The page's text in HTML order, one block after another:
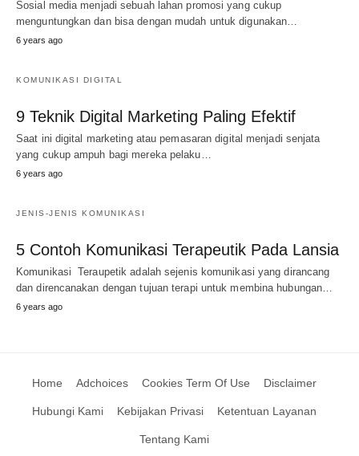
Sosial media menjadi sebuah lahan promosi yang cukup
menguntungkan dan bisa dengan mudah untuk digunakan…
6 years ago
KOMUNIKASI DIGITAL
9 Teknik Digital Marketing Paling Efektif
Saat ini digital marketing atau pemasaran digital menjadi senjata
yang cukup ampuh bagi mereka pelaku…
6 years ago
JENIS-JENIS KOMUNIKASI
5 Contoh Komunikasi Terapeutik Pada Lansia
Komunikasi Teraupetik adalah sejenis komunikasi yang dirancang
dan direncanakan dengan tujuan terapi untuk membina hubungan…
6 years ago
Home Adchoices Cookies Term Of Use Disclaimer
Hubungi Kami Kebijakan Privasi Ketentuan Layanan
Tentang Kami